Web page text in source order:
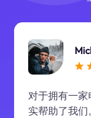
对于拥有一家
实帮助了我们